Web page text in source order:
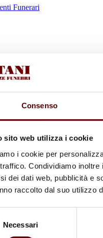
Consenso
sito web utilizza i cookie
i cookie per
Condividiamo
dei dati web, pubblicità e
raccolto dal suo utilizzo
Necessari
Funerari